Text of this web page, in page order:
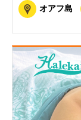
オアフ島